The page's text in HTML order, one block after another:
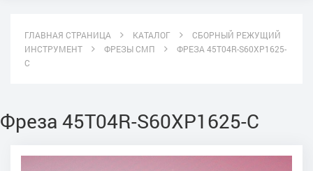
ГЛАВНАЯ СТРАНИЦА КАТАЛОГ
СБОРНЫЙ РЕЖУЩИЙ
ИНСТРУМЕНТ
ФРЕЗЫ СМП
ФРЕЗА 45T04R-S60XP1625-
C
Фреза 45T04R-S60XP1625-C